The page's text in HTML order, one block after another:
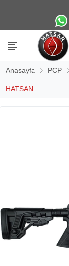
Anasayfa PCP
HATSAN